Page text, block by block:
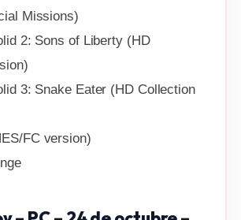
Missions)
2: Sons of Liberty (HD
3: Snake Eater (HD Collection
FC version)